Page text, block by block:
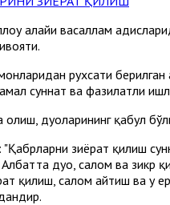
алайҳи васаллам
рухсати
суннат ва фазилатли
дуоларининг қабул
зиёрат қилиш
дуо, салом ва зикр
қилиш, салом айтиш ва у